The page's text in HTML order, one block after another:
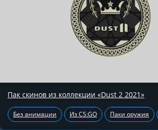
Пак скинов из коллекции «Dust 2 2021»
Без анимации Из CS:GO Паки оружия